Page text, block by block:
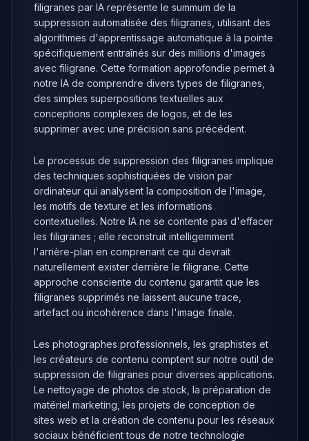
filigranes par IA représente le summum de la
suppression automatisée des filigranes, utilisant des
algorithmes d'apprentissage automatique à la pointe
spécifiquement entraînés sur des millions d'images
avec filigrane. Cette formation approfondie permet à
notre IA de comprendre divers types de filigranes,
des simples superpositions textuelles aux
conceptions complexes de logos, et de les
supprimer avec une précision sans précédent.
Le processus de suppression des filigranes implique
des techniques sophistiquées de vision par
ordinateur qui analysent la composition de l'image,
les motifs de texture et les informations
contextuelles. Notre IA ne se contente pas d'effacer
les filigranes ; elle reconstruit intelligemment
l'arrière-plan en comprenant ce qui devrait
naturellement exister derrière le filigrane. Cette
approche consciente du contenu garantit que les
filigranes supprimés ne laissent aucune trace,
artefact ou incohérence dans l'image finale.
Les photographes professionnels, les graphistes et
les créateurs de contenu comptent sur notre outil de
suppression de filigranes pour diverses applications.
Le nettoyage de photos de stock, la préparation de
matériel marketing, les projets de conception de
sites web et la création de contenu pour les réseaux
sociaux bénéficient tous de notre technologie